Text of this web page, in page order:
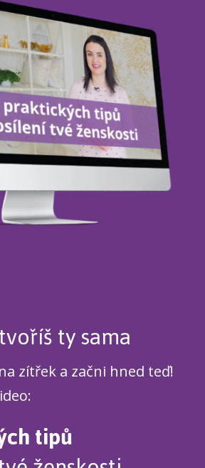
ty sama
zítřek a začni hned teď!
tipů